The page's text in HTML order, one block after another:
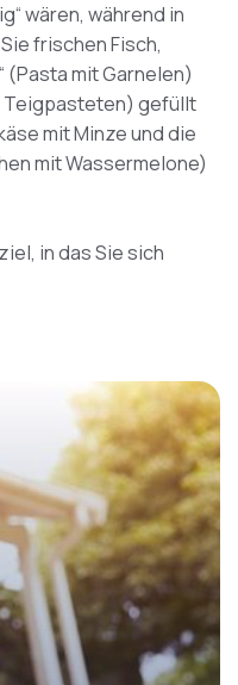
wären, während in
frischen Fisch,
(Pasta mit Garnelen)
Teigpasteten) gefüllt
mit Minze und die
mit Wassermelone)
in das Sie sich